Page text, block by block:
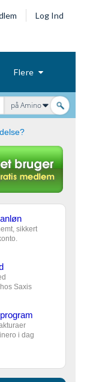
Log Ind
Flere
på Amino
sikkert
Saxis
i dag